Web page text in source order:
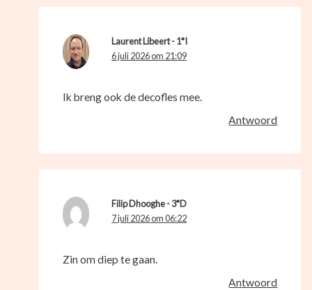
Laurent Libeert - 1*I
6 juli 2026 om 21:09
Ik breng ook de decofles mee.
Antwoord
Filip Dhooghe - 3*D
7 juli 2026 om 06:22
Zin om diep te gaan.
Antwoord